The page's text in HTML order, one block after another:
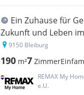
Ein Zuhause für
Zukunft und Leben
9150 Bleiburg
190 m²7 Zimmer
REMAX My
e.U.